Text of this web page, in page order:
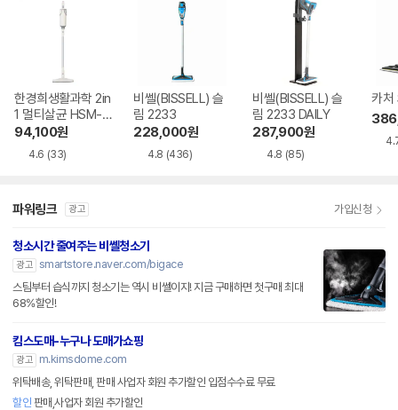
한경희생활과학 2in
1 멀티살균 HSM-1
010TI
94,100원
4.6 (33)
비쎌(BISSELL) 슬
림 2233
228,000원
4.8 (436)
비쎌(BISSELL) 슬
림 2233 DAILY
287,900원
4.8 (85)
카처
파워링크 광고 가입신청
청소시간 줄여주는 비쎌청소기
광고 smartstore.naver.com/bigace
스팀부터 습식까지 청소기는 역시 비쎌이지! 지금 구매하면 첫구매 최대
68%할인!
킴스도매-누구나 도매가쇼핑
광고
m.kimsdome.com
위탁배송, 위탁판매, 판매 사업자 회원 추가할인 입점수수료 무료
할인 판매,사업자 회원 추가할인